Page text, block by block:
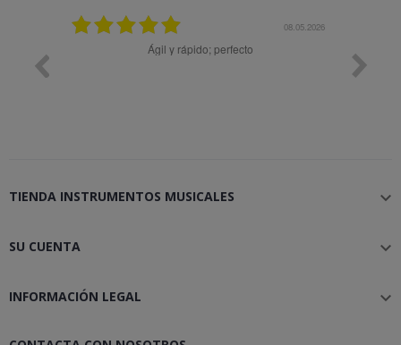
08.05.2026
Ágil y rápido; perfecto
TIENDA INSTRUMENTOS MUSICALES 
SU CUENTA 
INFORMACIÓN LEGAL 